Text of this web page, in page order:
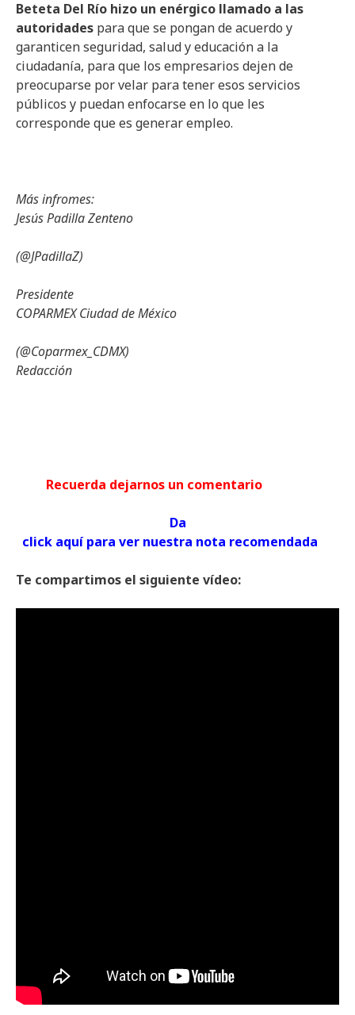
Beteta Del Río hizo un enérgico llamado a las
autoridades para que se pongan de acuerdo y
garanticen seguridad, salud y educación a la
ciudadanía, para que los empresarios dejen de
preocuparse por velar para tener esos servicios
públicos y puedan enfocarse en lo que les
corresponde que es generar empleo.
Más infromes:
Jesús Padilla Zenteno
(@JPadillaZ)
Presidente
COPARMEX Ciudad de México
(@Coparmex_CDMX)
Redacción
Recuerda dejarnos un comentario
Da
click aquí para ver nuestra nota recomendada
Te compartimos el siguiente vídeo: